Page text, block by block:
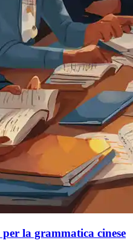
la grammatica cinese